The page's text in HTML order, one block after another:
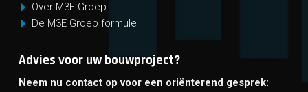
Over M3E Groep
De M3E Groep formule
Advies voor uw bouwproject?
Neem nu contact op voor een oriënterend gesprek: